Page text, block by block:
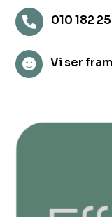
 010 182
 Vi ser